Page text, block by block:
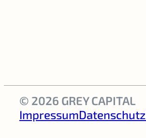
© 2026 GREY CAPITAL
ImpressumDatenschutz